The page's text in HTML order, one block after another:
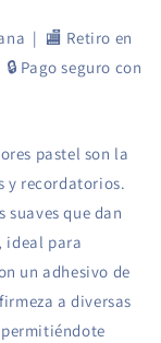
| 🏬 Retiro en
Pago seguro con
pastel son la
y recordatorios.
suaves que dan
ideal para
un adhesivo de
a diversas